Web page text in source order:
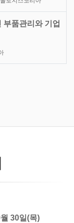
부품관리와 기업
30일(목)